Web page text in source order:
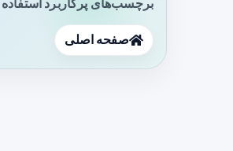
صفحه اصلی